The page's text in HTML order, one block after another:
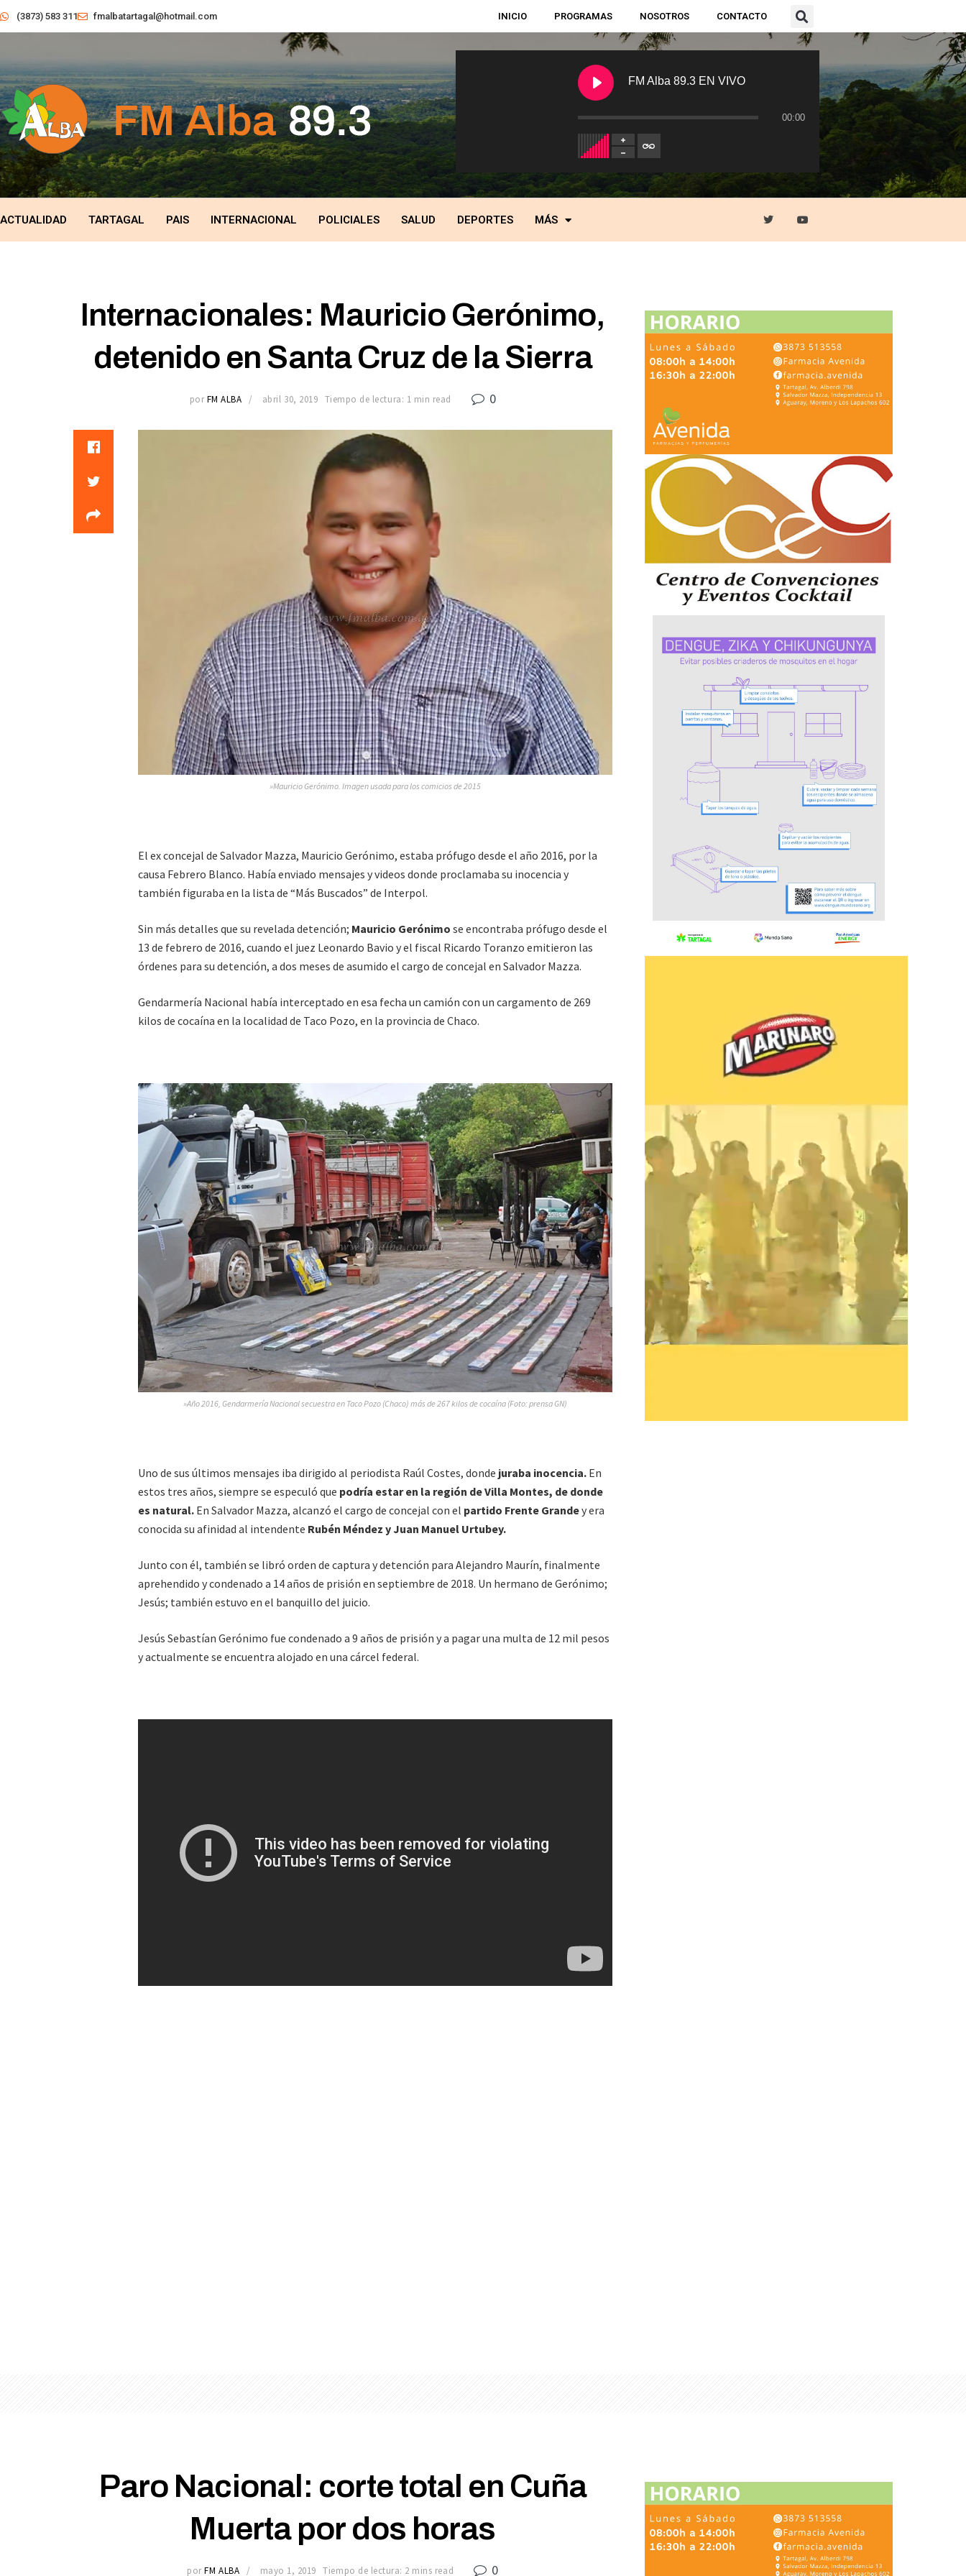
(3873) 583 311 fmalbatartagal@hotmail.com INICIO PROGRAMAS NOSOTROS CONTACTO
FM Alba 89.3 EN VIVO
00:00
ACTUALIDAD TARTAGAL PAIS INTERNACIONAL POLICIALES SALUD DEPORTES MÁS
Internacionales: Mauricio Gerónimo,
detenido en Santa Cruz de la Sierra
por FM ALBA abril 30, 2019 Tiempo de lectura: 1 min read 0
»Mauricio Gerónimo. Imagen usada para los comicios de 2015
El ex concejal de Salvador Mazza, Mauricio Gerónimo, estaba prófugo desde el año 2016, por la
causa Febrero Blanco. Había enviado mensajes y videos donde proclamaba su inocencia y
también figuraba en la lista de “Más Buscados” de Interpol.
Sin más detalles que su revelada detención; Mauricio Gerónimo se encontraba prófugo desde el
13 de febrero de 2016, cuando el juez Leonardo Bavio y el fiscal Ricardo Toranzo emitieron las
órdenes para su detención, a dos meses de asumido el cargo de concejal en Salvador Mazza.
Gendarmería Nacional había interceptado en esa fecha un camión con un cargamento de 269
kilos de cocaína en la localidad de Taco Pozo, en la provincia de Chaco.
»Año 2016, Gendarmería Nacional secuestra en Taco Pozo (Chaco) más de 267 kilos de cocaína (Foto: prensa GN)
Uno de sus últimos mensajes iba dirigido al periodista Raúl Costes, donde juraba inocencia. En
estos tres años, siempre se especuló que podría estar en la región de Villa Montes, de donde
es natural. En Salvador Mazza, alcanzó el cargo de concejal con el partido Frente Grandey era
conocida su afinidad al intendente Rubén Méndez y Juan Manuel Urtubey.
Junto con él, también se libró orden de captura y detención para Alejandro Maurín, finalmente
aprehendido y condenado a 14 años de prisión en septiembre de 2018. Un hermano de Gerónimo;
Jesús; también estuvo en el banquillo del juicio.
Jesús Sebastían Gerónimo fue condenado a 9 años de prisión y a pagar una multa de 12 mil pesos
y actualmente se encuentra alojado en una cárcel federal.
Paro Nacional: corte total en Cuña
Muerta por dos horas
por FM ALBA mayo 1, 2019 Tiempo de lectura: 2 mins read 0